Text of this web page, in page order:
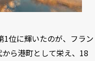
1位に輝いたのが、フラン
ら港町として栄え、18